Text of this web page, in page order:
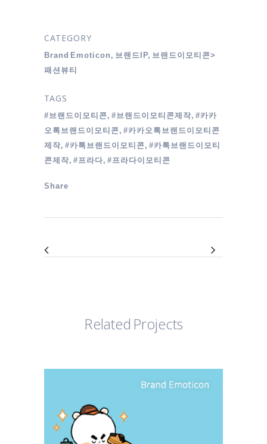
CATEGORY
Brand Emoticon, 브랜드IP, 브랜드이모티콘>
패션뷰티
TAGS
#브랜드이모티콘, #브랜드이모티콘제작, #카카
오톡브랜드이모티콘, #카카오톡브랜드이모티콘
제작, #카톡브랜드이모티콘, #카톡브랜드이모티
콘제작, #프라다, #프라다이모티콘
Share
Related Projects